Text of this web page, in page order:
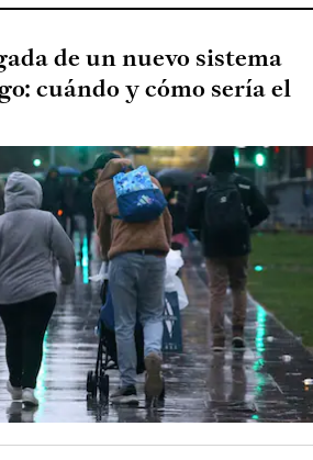
de un nuevo sistema
cuándo y cómo sería el